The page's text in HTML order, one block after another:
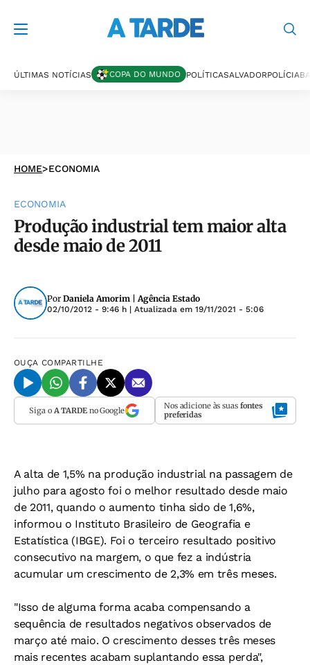
ÚLTIMAS NOTÍCIAS COPA DO MUNDO POLÍTICASALVADORPOLÍCIA
HOME>ECONOMIA
ECONOMIA
Produção industrial tem maior alta
desde maio de 2011
Por Daniela Amorim | Agência Estado
02/10/2012 - 9:46 h | Atualizada em 19/11/2021 - 5:06
OUÇA COMPARTILHE
Siga o A TARDEno Google Nos adicione às suas fontes
preferidas
A alta de 1,5% na produção industrial na passagem de
julho para agosto foi o melhor resultado desde maio
de 2011, quando o aumento tinha sido de 1,6%,
informou o Instituto Brasileiro de Geografia e
Estatística (IBGE). Foi o terceiro resultado positivo
consecutivo na margem, o que fez a indústria
acumular um crescimento de 2,3% em três meses.
"Isso de alguma forma acaba compensando a
sequência de resultados negativos observados de
março até maio. O crescimento desses três meses
mais recentes acabam suplantando essa perda",